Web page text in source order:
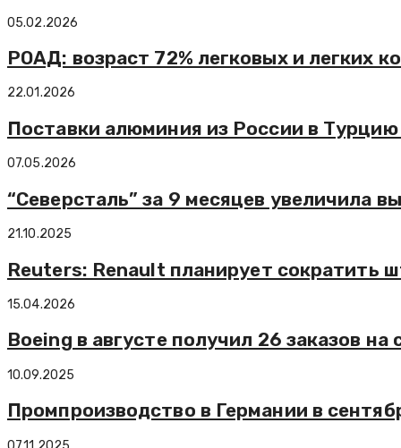
05.02.2026
РОАД: возраст 72% легковых и легких
22.01.2026
Поставки алюминия из России в
07.05.2026
“Северсталь” за 9 месяцев увеличила
21.10.2025
Reuters: Renault планирует сократить
15.04.2026
Boeing в августе получил 26 заказов на
10.09.2025
Промпроизводство в Германии в